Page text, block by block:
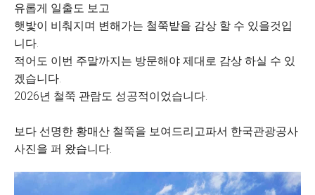
유롭게 일출도 보고
햇밫이 비춰지며 변해가는 철쭉밭을 감상 할 수 있을것입
니다.
적어도 이번 주말까지는 방문해야 제대로 감상 하실 수 있
겠습니다.
2026년 철쭉 관람도 성공적이었습니다.
보다 선명한 황매산 철쭉을 보여드리고파서 한국관광공사
사진을 퍼 왔습니다.